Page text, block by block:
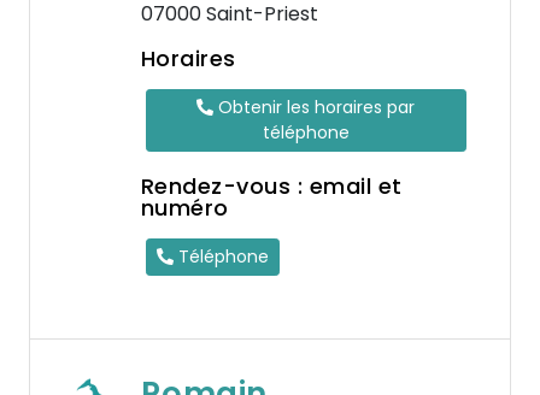
07000 Saint-Priest
Horaires
Obtenir les horaires par
téléphone
Rendez-vous : email et
numéro
Téléphone